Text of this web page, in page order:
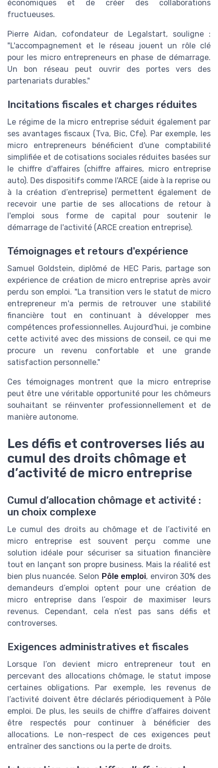
économiques et de créer des collaborations
fructueuses.
Pierre Aidan, cofondateur de Legalstart, souligne :
"L'accompagnement et le réseau jouent un rôle clé
pour les micro entrepreneurs en phase de démarrage.
Un bon réseau peut ouvrir des portes vers des
partenariats durables."
Incitations fiscales et charges réduites
Le régime de la micro entreprise séduit également par
ses avantages fiscaux (Tva, Bic, Cfe). Par exemple, les
micro entrepreneurs bénéficient d'une comptabilité
simplifiée et de cotisations sociales réduites basées sur
le chiffre d'affaires (chiffre affaires, micro entreprise
auto). Des dispositifs comme l'ARCE (aide à la reprise ou
à la création d’entreprise) permettent également de
recevoir une partie de ses allocations de retour à
l'emploi sous forme de capital pour soutenir le
démarrage de l'activité (ARCE creation entreprise).
Témoignages et retours d'expérience
Samuel Goldstein, diplômé de HEC Paris, partage son
expérience de création de micro entreprise après avoir
perdu son emploi. "La transition vers le statut de micro
entrepreneur m'a permis de retrouver une stabilité
financière tout en continuant à développer mes
compétences professionnelles. Aujourd'hui, je combine
cette activité avec des missions de conseil, ce qui me
procure un revenu confortable et une grande
satisfaction personnelle."
Ces témoignages montrent que la micro entreprise
peut être une véritable opportunité pour les chômeurs
souhaitant se réinventer professionnellement et de
manière autonome.
Les défis et controverses liés au
cumul des droits chômage et
d’activité de micro entreprise
Cumul d’allocation chômage et activité :
un choix complexe
Le cumul des droits au chômage et de l’activité en
micro entreprise est souvent perçu comme une
solution idéale pour sécuriser sa situation financière
tout en lançant son propre business. Mais la réalité est
bien plus nuancée. Selon Pôle emploi, environ 30% des
demandeurs d’emploi optent pour une création de
micro entreprise dans l’espoir de maximiser leurs
revenus. Cependant, cela n’est pas sans défis et
controverses.
Exigences administratives et fiscales
Lorsque l’on devient micro entrepreneur tout en
percevant des allocations chômage, le statut impose
certaines obligations. Par exemple, les revenus de
l’activité doivent être déclarés périodiquement à Pôle
emploi. De plus, les seuils de chiffre d’affaires doivent
être respectés pour continuer à bénéficier des
allocations. Le non-respect de ces exigences peut
entraîner des sanctions ou la perte de droits.